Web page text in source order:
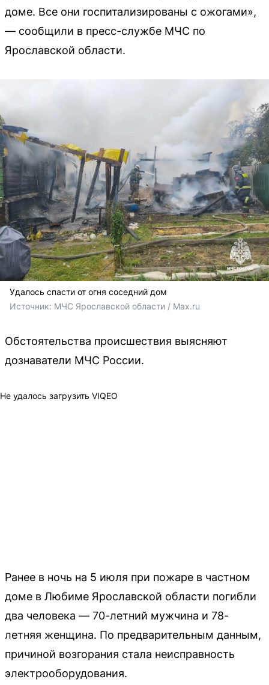
доме. Все они госпитализированы с ожогами»,
— сообщили в пресс-службе МЧС по
Ярославской области.
Удалось спасти от огня соседний дом
Источник: МЧС Ярославской области / Мах.ru
Обстоятельства происшествия выясняют
дознаватели МЧС России.
Не удалось загрузить VIQEO
Ранее в ночь на 5 июля при пожаре в частном
доме в Любиме Ярославской области погибли
два человека — 70-летний мужчина и 78-
летняя женщина. По предварительным данным,
причиной возгорания стала неисправность
электрооборудования.